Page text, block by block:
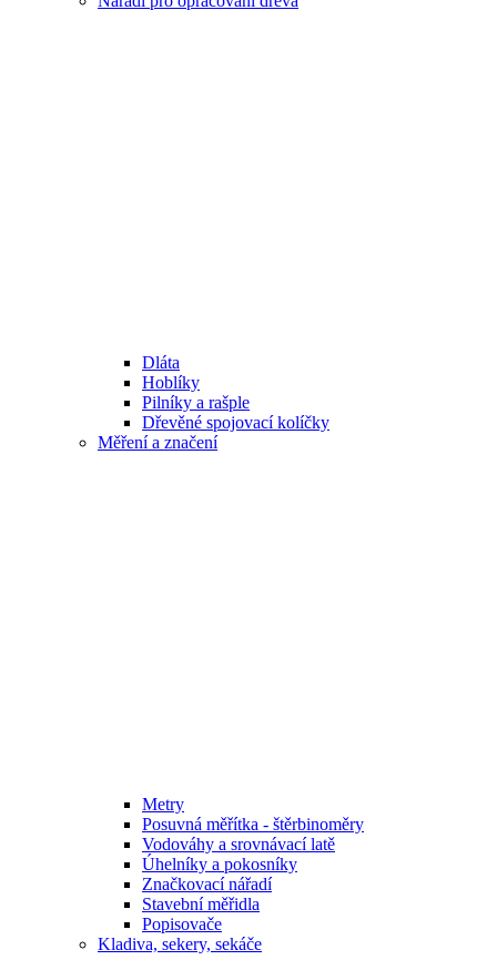
Dláta
Hoblíky
Pilníky a rašple
Dřevěné spojovací kolíčky
Měření a značení
Metry
Posuvná měřítka - štěrbinoměry
Vodováhy a srovnávací latě
Úhelníky a pokosníky
Značkovací nářadí
Stavební měřidla
Popisovače
Kladiva, sekery, sekáče